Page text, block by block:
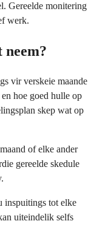
Gereelde monitering
werk.
vir verskeie maande
hoe goed hulle op
skep wat op
of elke ander
gereelde skedule
inspuitings tot elke
uiteindelik selfs